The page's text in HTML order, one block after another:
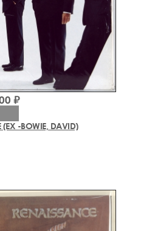
(EX -BOWIE, DAVID)
₽